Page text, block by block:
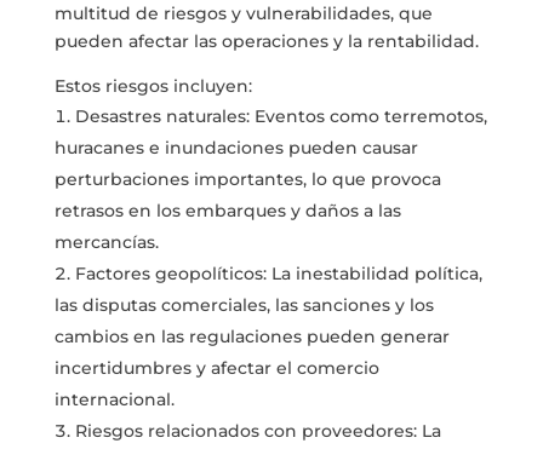
multitud de riesgos y vulnerabilidades, que
pueden afectar las operaciones y la rentabilidad.
Estos riesgos incluyen:
Desastres naturales: Eventos como terremotos,
huracanes e inundaciones pueden causar
perturbaciones importantes, lo que provoca
retrasos en los embarques y daños a las
mercancías.
Factores geopolíticos: La inestabilidad política,
las disputas comerciales, las sanciones y los
cambios en las regulaciones pueden generar
incertidumbres y afectar el comercio
internacional.
Riesgos relacionados con proveedores: La